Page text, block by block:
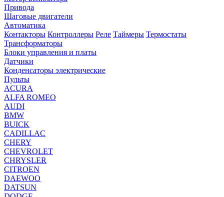
Привода
Шаговые двигатели
Автоматика
Контакторы Контроллеры Реле Таймеры Термостаты
Трансформаторы
Блоки управления и платы
Датчики
Конденсаторы электрические
Пульты
ACURA
ALFA ROMEO
AUDI
BMW
BUICK
CADILLAC
CHERY
CHEVROLET
CHRYSLER
CITROEN
DAEWOO
DATSUN